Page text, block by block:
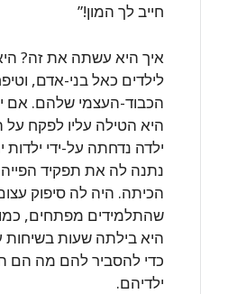
חייב לך המון!”
איך היא עשתה את זה?
לילדים כאל בני-אדם,
הכבוד-העצמי שלהם. אם
היא הטילה עליו לפקח על
ילדה נדחתה על-ידי ילדות
נתנה לה את תפקיד
הכיתה. היה לה סיפוק
שהתלמידים מפתחים,
היא בילתה שעות בשיחות
כדי להסביר להם מה הם
ילדיהם.